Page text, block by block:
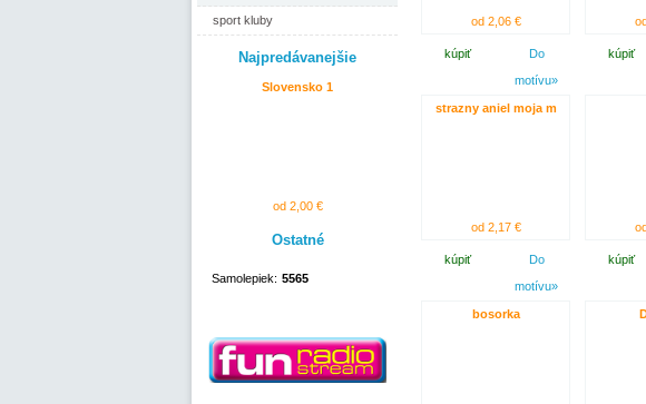
sport kluby
Najpredávanejšie
Slovensko 1
od 2,00 €
Ostatné
Samolepiek: 5565
od 2,06 €
kúpiť
Do
motívu»
kúpiť
strazny aniel moja m
od 2,17 €
kúpiť
Do
motívu»
kúpiť
bosorka